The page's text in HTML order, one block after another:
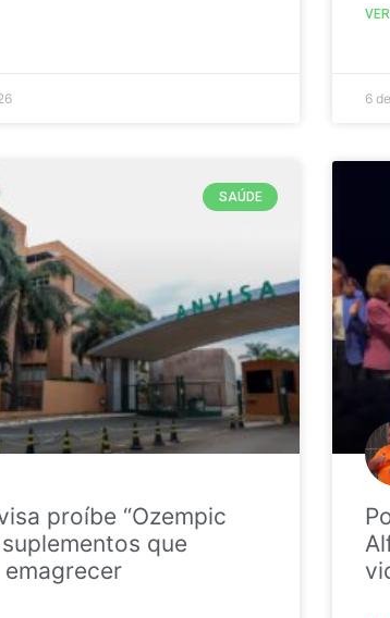
6
SAÚDE
proíbe “Ozempic
que